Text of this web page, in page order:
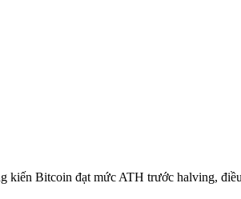
kiến Bitcoin đạt mức ATH trước halving,